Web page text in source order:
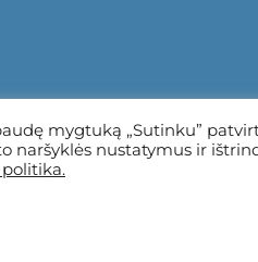
mygtuką „Sutinku”
naršyklės nustatymus ir